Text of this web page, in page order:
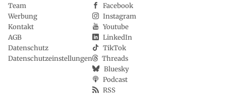
Team
Werbung
Kontakt
AGB
Datenschutz
Datenschutzeinstellungen
Facebook
Instagram
Youtube
LinkedIn
TikTok
Threads
Bluesky
Podcast
RSS